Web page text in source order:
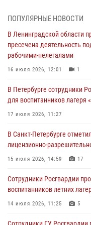
06 августа 2026, 13:39 1
В Центральном районе
хулигана, стрелявшего из
домами
06 августа 2026, 11:36
Сотрудники и
правопорядок при
06 августа 2026, 07:30
В Выборгском районе
разыскиваемый
05 августа 2026, 12:25 2
Петербургские
автомобиль, ранее
Ленобласти
ПОПУЛЯРНЫЕ НОВОСТИ
В Ленинградской области
пресечена деятельность
рабочими-нелегалами
16 июля 2026, 12:01 1
В Петербурге сотрудники
для воспитанников лагеря
17 июля 2026, 11:27
В Санкт-Петербурге
лицензионно-
15 июля 2026, 14:59 17
Сотрудники Росгвардии
воспитанников летних
14 июля 2026, 11:25 5